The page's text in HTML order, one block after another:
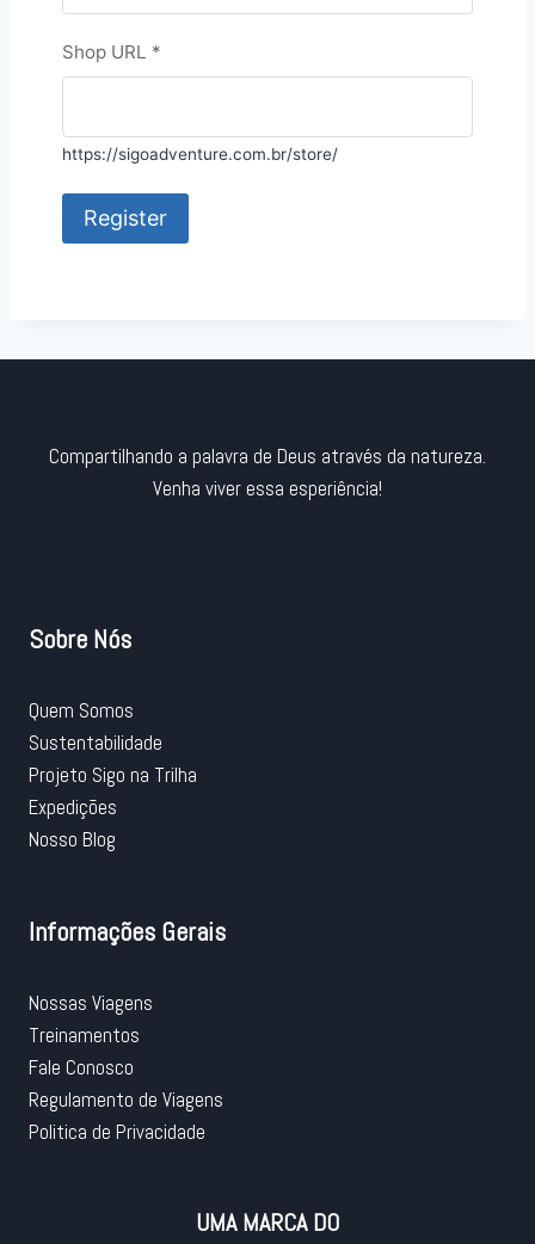
Shop URL *
https://sigoadventure.com.br/store/
Compartilhando a palavra de Deus através da natureza.
Venha viver essa esperiência!
Sobre Nós
Quem Somos
Sustentabilidade
Projeto Sigo na Trilha
Expedições
Nosso Blog
Informações Gerais
Nossas Viagens
Treinamentos
Fale Conosco
Regulamento de Viagens
Politica de Privacidade
UMA MARCA DO